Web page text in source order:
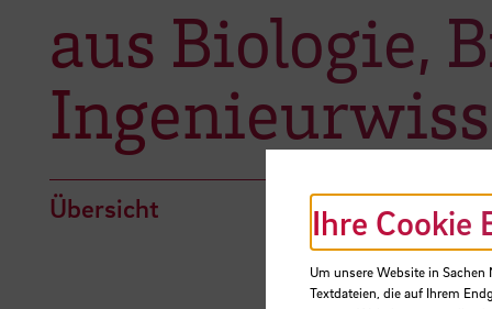
aus Biologie,
Übersicht Ihre Cookie
Um unsere Website in
Textdateien, die auf Ihrem